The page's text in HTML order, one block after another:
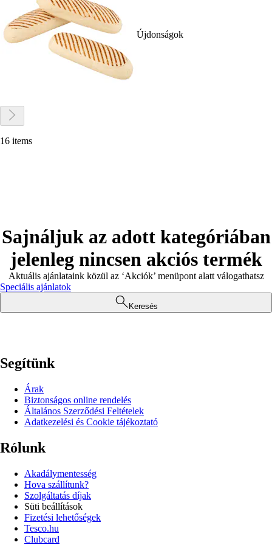
Újdonságok
16 items
Sajnáljuk az adott kategóriában
jelenleg nincsen akciós termék
Aktuális ajánlataink közül az ‘Akciók’ menüpont alatt válogathatsz
Speciális ajánlatok
Keresés
Segítünk
Árak
Biztonságos online rendelés
Általános Szerződési Feltételek
Adatkezelési és Cookie tájékoztató
Rólunk
Akadálymentesség
Hova szállítunk?
Szolgáltatás díjak
Süti beállítások
Fizetési lehetőségek
Tesco.hu
Clubcard